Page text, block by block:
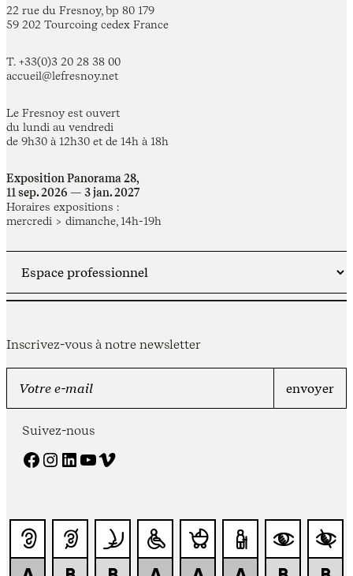
22 rue du Fresnoy, bp 80 179
59 202 Tourcoing cedex France
T. +33(0)3 20 28 38 00
accueil@lefresnoy.net
Le Fresnoy est ouvert
du lundi au vendredi
de 9h30 à 12h30 et de 14h à 18h
Exposition Panorama 28,
11 sep. 2026 — 3 jan. 2027
Horaires expositions :
mercredi > dimanche, 14h-19h
Inscrivez-vous à notre newsletter
Suivez-nous
Facebook Instagram LinkedIn YouTube Vimeo